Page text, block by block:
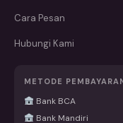
Cara Pesan
Hubungi Kami
METODE
Bank BCA
Bank Mandiri